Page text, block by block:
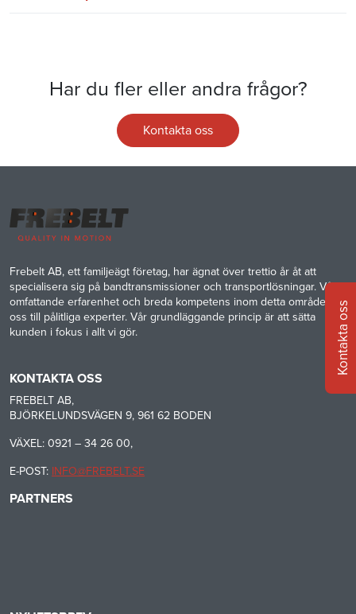
Kontakta oss
Har du fler eller andra frågor?
Kontakta oss
Frebelt AB, ett familjeägt företag, har ägnat över trettio år åt att
specialisera sig på bandtransmissioner och transportlösningar. Vår
omfattande erfarenhet och breda kompetens inom detta område gör
oss till pålitliga experter. Vår grundläggande princip är att sätta
kunden i fokus i allt vi gör.
KONTAKTA OSS
FREBELT AB,
BJÖRKELUNDSVÄGEN 9, 961 62 BODEN
VÄXEL: 0921 – 34 26 00,
E-POST: INFO@FREBELT.SE
PARTNERS